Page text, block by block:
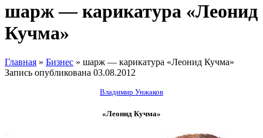
шарж — карикатура «Леонид
Кучма»
Главная » Бизнес » шарж — карикатура «Леонид Кучма»
Запись опубликована 03.08.2012
Владимир Унжаков
«Леонид Кучма»